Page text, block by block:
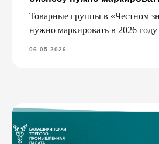
Товарные группы в «Честном
нужно маркировать в 2026 году
06.05.2026